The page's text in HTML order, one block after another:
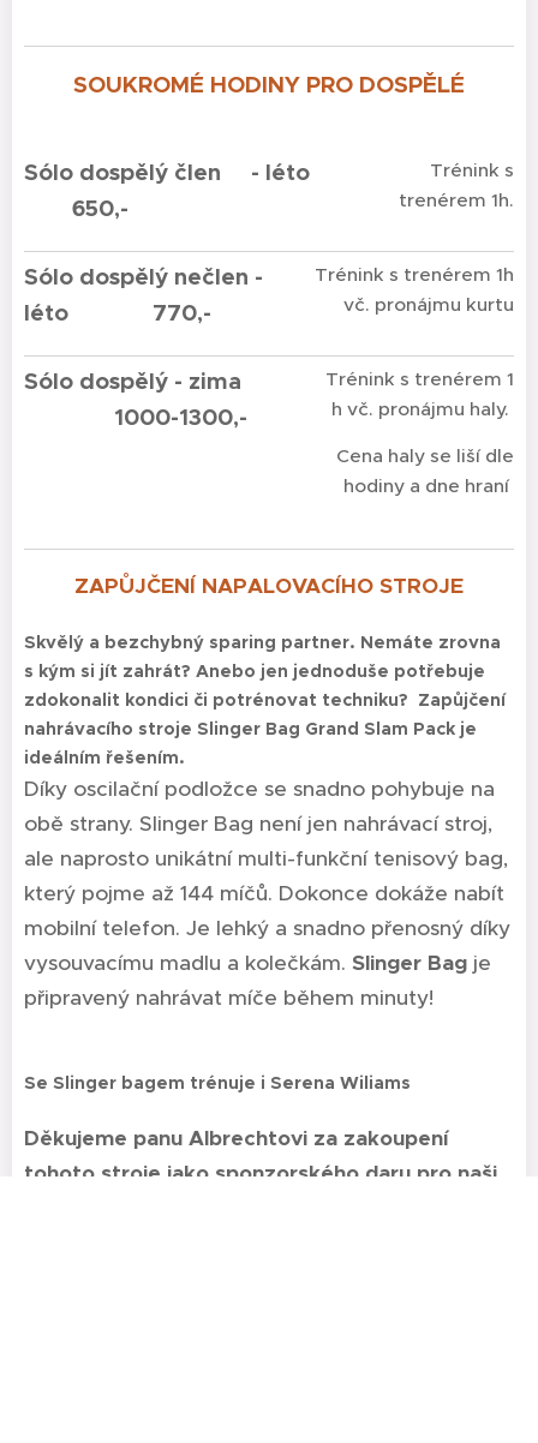
SOUKROMÉ HODINY PRO DOSPĚLÉ
Sólo dospělý člen - léto
650,-
Trénink s
trenérem 1h.
Sólo dospělý nečlen -
léto 770,-
Trénink s trenérem 1h
vč. pronájmu kurtu
Sólo dospělý - zima
1000-1300,-
Trénink s trenérem 1
h vč. pronájmu haly.
Cena haly se liší dle
hodiny a dne hraní
ZAPŮJČENÍ NAPALOVACÍHO STROJE
Skvělý a bezchybný sparing partner. Nemáte zrovna
s kým si jít zahrát? Anebo jen jednoduše potřebuje
zdokonalit kondici či potrénovat techniku? Zapůjčení
nahrávacího stroje Slinger Bag Grand Slam Pack je
ideálním řešením.
Díky oscilační podložce se snadno pohybuje na
obě strany. Slinger Bag není jen nahrávací stroj,
ale naprosto unikátní multi-funkční tenisový bag,
který pojme až 144 míčů. Dokonce dokáže nabít
mobilní telefon. Je lehký a snadno přenosný díky
vysouvacímu madlu a kolečkám. Slinger Bag je
připravený nahrávat míče během minuty!
Se Slinger bagem trénuje i Serena Wiliams
Děkujeme panu Albrechtovi za zakoupení
tohoto stroje jako sponzorského daru pro naši